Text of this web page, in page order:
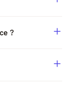
?